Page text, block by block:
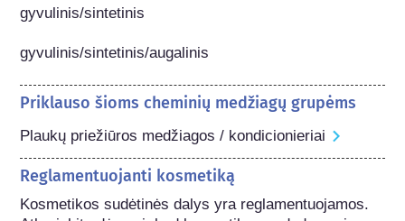
gyvulinis/sintetinis
gyvulinis/sintetinis/augalinis
Priklauso šioms cheminių medžiagų grupėms
Plaukų priežiūros medžiagos / kondicionieriai
Reglamentuojanti kosmetiką
Kosmetikos sudėtinės dalys yra reglamentuojamos.